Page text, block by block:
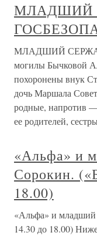
МЛАДШИЙ
МЛАДШИЙ
могилы Бычковой
похоронены внук
дочь Маршала
родные, напротив
ее родителей,
«Альфа» и
Сорокин.
18.00)
«Альфа» и
14.30 до 18.00)